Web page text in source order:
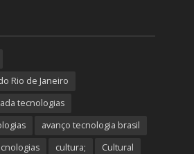
Rio de Janeiro
tecnologias
avanço tecnologia brasil
cultura;
Cultural